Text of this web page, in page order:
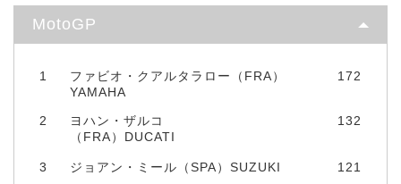
MotoGP
1
ファビオ・クアルタラロー（FRA）
YAMAHA
172
2
ヨハン・ザルコ
（FRA）DUCATI
132
3 ジョアン・ミール（SPA）SUZUKI 121